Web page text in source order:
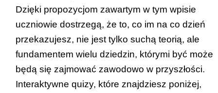
Dzięki propozycjom zawartym w tym wpisie
uczniowie dostrzegą, że to, co im na co dzień
przekazujesz, nie jest tylko suchą teorią, ale
fundamentem wielu dziedzin, którymi być może
będą się zajmować zawodowo w przyszłości.
Interaktywne quizy, które znajdziesz poniżej,